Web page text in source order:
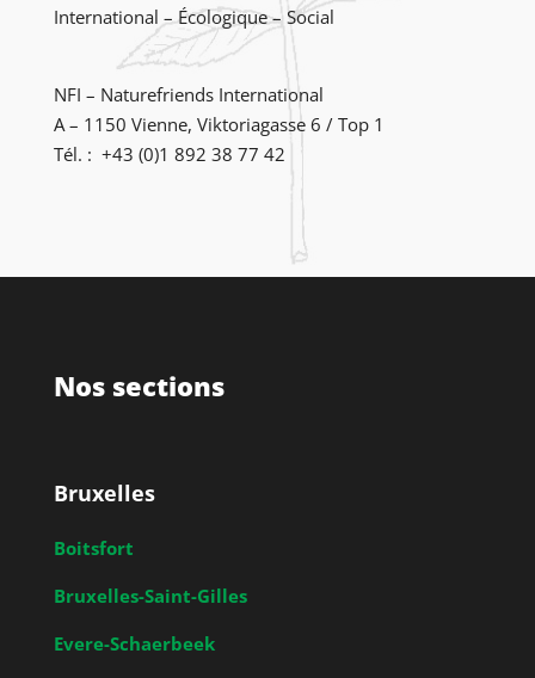
International – Écologique – Social
NFI – Naturefriends International
A – 1150 Vienne, Viktoriagasse 6 / Top 1
Tél. : +43 (0)1 892 38 77 42
Nos sections
Bruxelles
Boitsfort
Bruxelles-Saint-Gilles
Evere-Schaerbeek